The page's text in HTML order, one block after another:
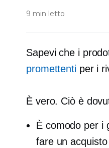
9 min letto
Sapevi che i
promettentiper i
È vero. Ciò è
È comodo per i
fare un acquisto